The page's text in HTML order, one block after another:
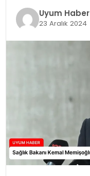
Uyum Haber
23 Aralık 2024